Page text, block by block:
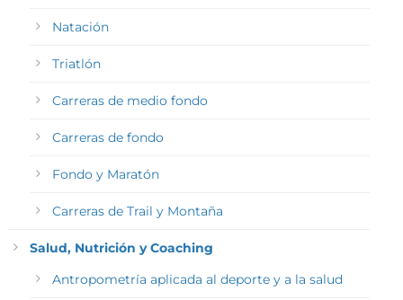
Natación
Triatlón
Carreras de medio fondo
Carreras de fondo
Fondo y Maratón
Carreras de Trail y Montaña
Salud, Nutrición y Coaching
Antropometría aplicada al deporte y a la salud